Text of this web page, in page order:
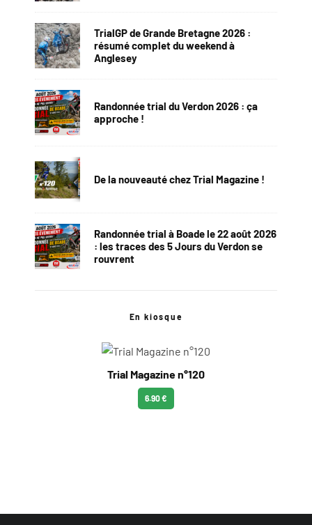
TrialGP de Grande Bretagne 2026 :
résumé complet du weekend à
Anglesey
Randonnée trial du Verdon 2026 : ça
approche !
De la nouveauté chez Trial Magazine !
Randonnée trial à Boade le 22 août 2026
: les traces des 5 Jours du Verdon se
rouvrent
En kiosque
Trial Magazine n°120
6.90 €